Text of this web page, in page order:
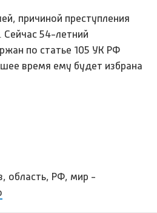
причиной преступления
Сейчас 54-летний
по статье 105 УК РФ
время ему будет избрана
область, РФ, мир -